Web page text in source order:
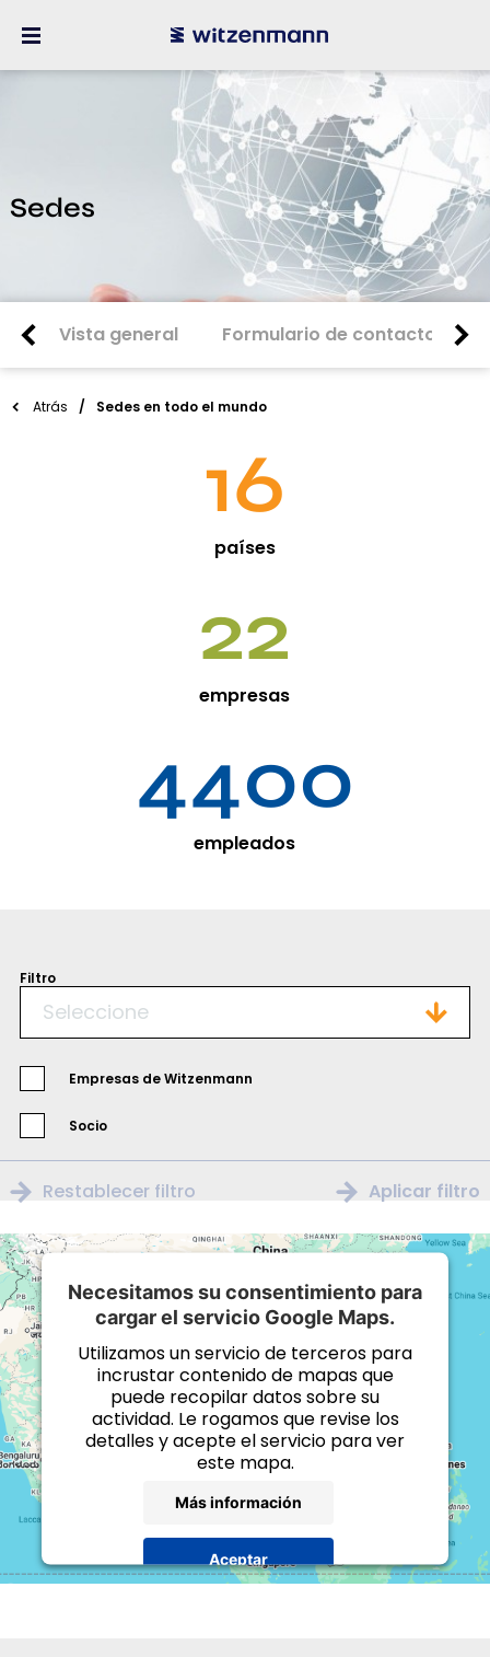
Sedes
Vista general Formulario de contacto
Atrás Sedes en todo el mundo
16
países
22
empresas
4400
empleados
Filtro
Seleccione
Empresas de Witzenmann
Socio
Restablecer filtro Aplicar filtro
Necesitamos su consentimiento para
cargar el servicio Google Maps.
Utilizamos un servicio de terceros para
incrustar contenido de mapas que
puede recopilar datos sobre su
actividad. Le rogamos que revise los
detalles y acepte el servicio para ver
este mapa.
Más información
Aceptar